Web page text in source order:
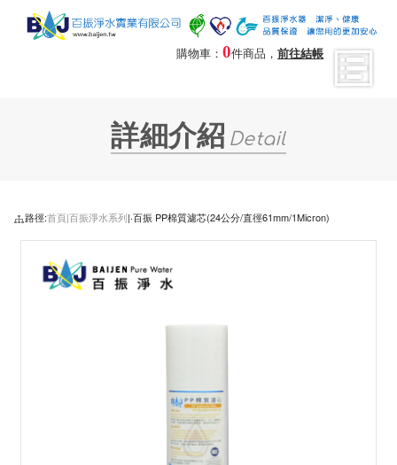
購物車： 0件商品， 前往結帳
詳細介紹 Detail
路徑:首頁|百振淨水系列|‧百振 PP棉質濾芯(24公分/直徑61mm/1Micron)